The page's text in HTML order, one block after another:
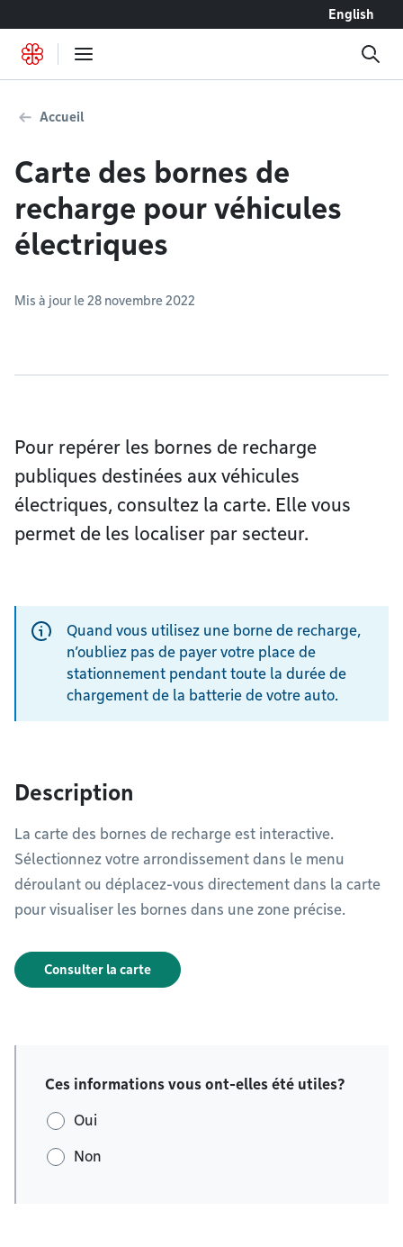
English
Accueil
Carte des bornes de
recharge pour véhicules
électriques
Mis à jour le 28 novembre 2022
Pour repérer les bornes de recharge
publiques destinées aux véhicules
électriques, consultez la carte. Elle vous
permet de les localiser par secteur.
Quand vous utilisez une borne de recharge,
n’oubliez pas de payer votre place de
stationnement pendant toute la durée de
chargement de la batterie de votre auto.
Description
La carte des bornes de recharge est interactive.
Sélectionnez votre arrondissement dans le menu
déroulant ou déplacez-vous directement dans la carte
pour visualiser les bornes dans une zone précise.
Consulter la carte
Ces informations vous ont-elles été utiles?
Oui
Non